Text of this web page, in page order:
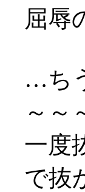
屈辱
…ち
～～
一度
で抜